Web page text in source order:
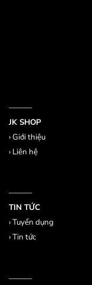
———
JK SHOP
›Giới thiệu
› Liên hệ
———
TIN TỨC
›Tuyển dụng
›Tin tức
———